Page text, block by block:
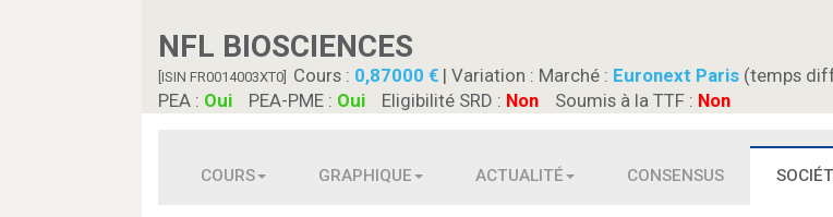
NFL BIOSCIENCES
[ISIN FR0014003XT0] Cours : 0,87000 | Variation : Marché : Euronext Paris (temps
PEA : Oui PEA-PME : Oui Eligibilité SRD : Non Soumis à la TTF : Non
COURS GRAPHIQUE ACTUALITÉ CONSENSUS